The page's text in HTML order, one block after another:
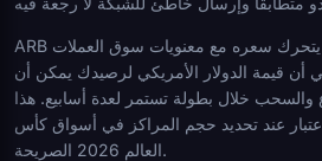
ARB ليس عملة مستقرة. يتحرك سعره مع معنويات سوق العملات
أن قيمة الدولار الأمريكي لرصيدك يمكن أن
والسحب خلال بطولة تستمر لعدة أسابيع. هذا
عند تحديد حجم المراكز في أسواق كأس
العالم 2026 الصريحة.